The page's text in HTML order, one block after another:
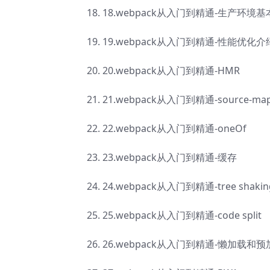
18.webpack从入门到精通-生产环境基
19.webpack从入门到精通-性能优化介
20.webpack从入门到精通-HMR
21.webpack从入门到精通-source-
22.webpack从入门到精通-oneOf
23.webpack从入门到精通-缓存
24.webpack从入门到精通-tree
25.webpack从入门到精通-code split
26.webpack从入门到精通-懒加载和预